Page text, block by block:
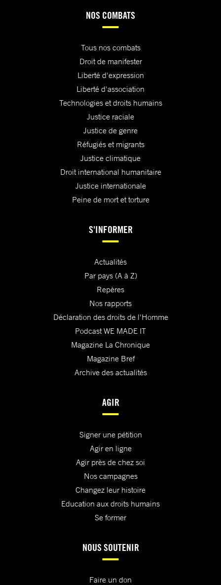
NOS COMBATS
Tous nos combats
Droit de manifester
Liberté d'expression
Liberté d'association
Technologies et droits humains
Justice raciale
Justice de genre
Réfugiés et migrants
Justice climatique
Droit international humanitaire
Justice internationale
Peine de mort et torture
S'INFORMER
Actualités
Par pays (A à Z)
Repères
Nos rapports
Déclaration des droits de l'Homme
Podcast WE MADE IT
Magazine La Chronique
Magazine Bref
Archive des actualités
AGIR
Signer une pétition
Agir en ligne
Agir près de chez soi
Nos campagnes
Changez leur histoire
Education aux droits humains
Se former
NOUS SOUTENIR
Faire un don